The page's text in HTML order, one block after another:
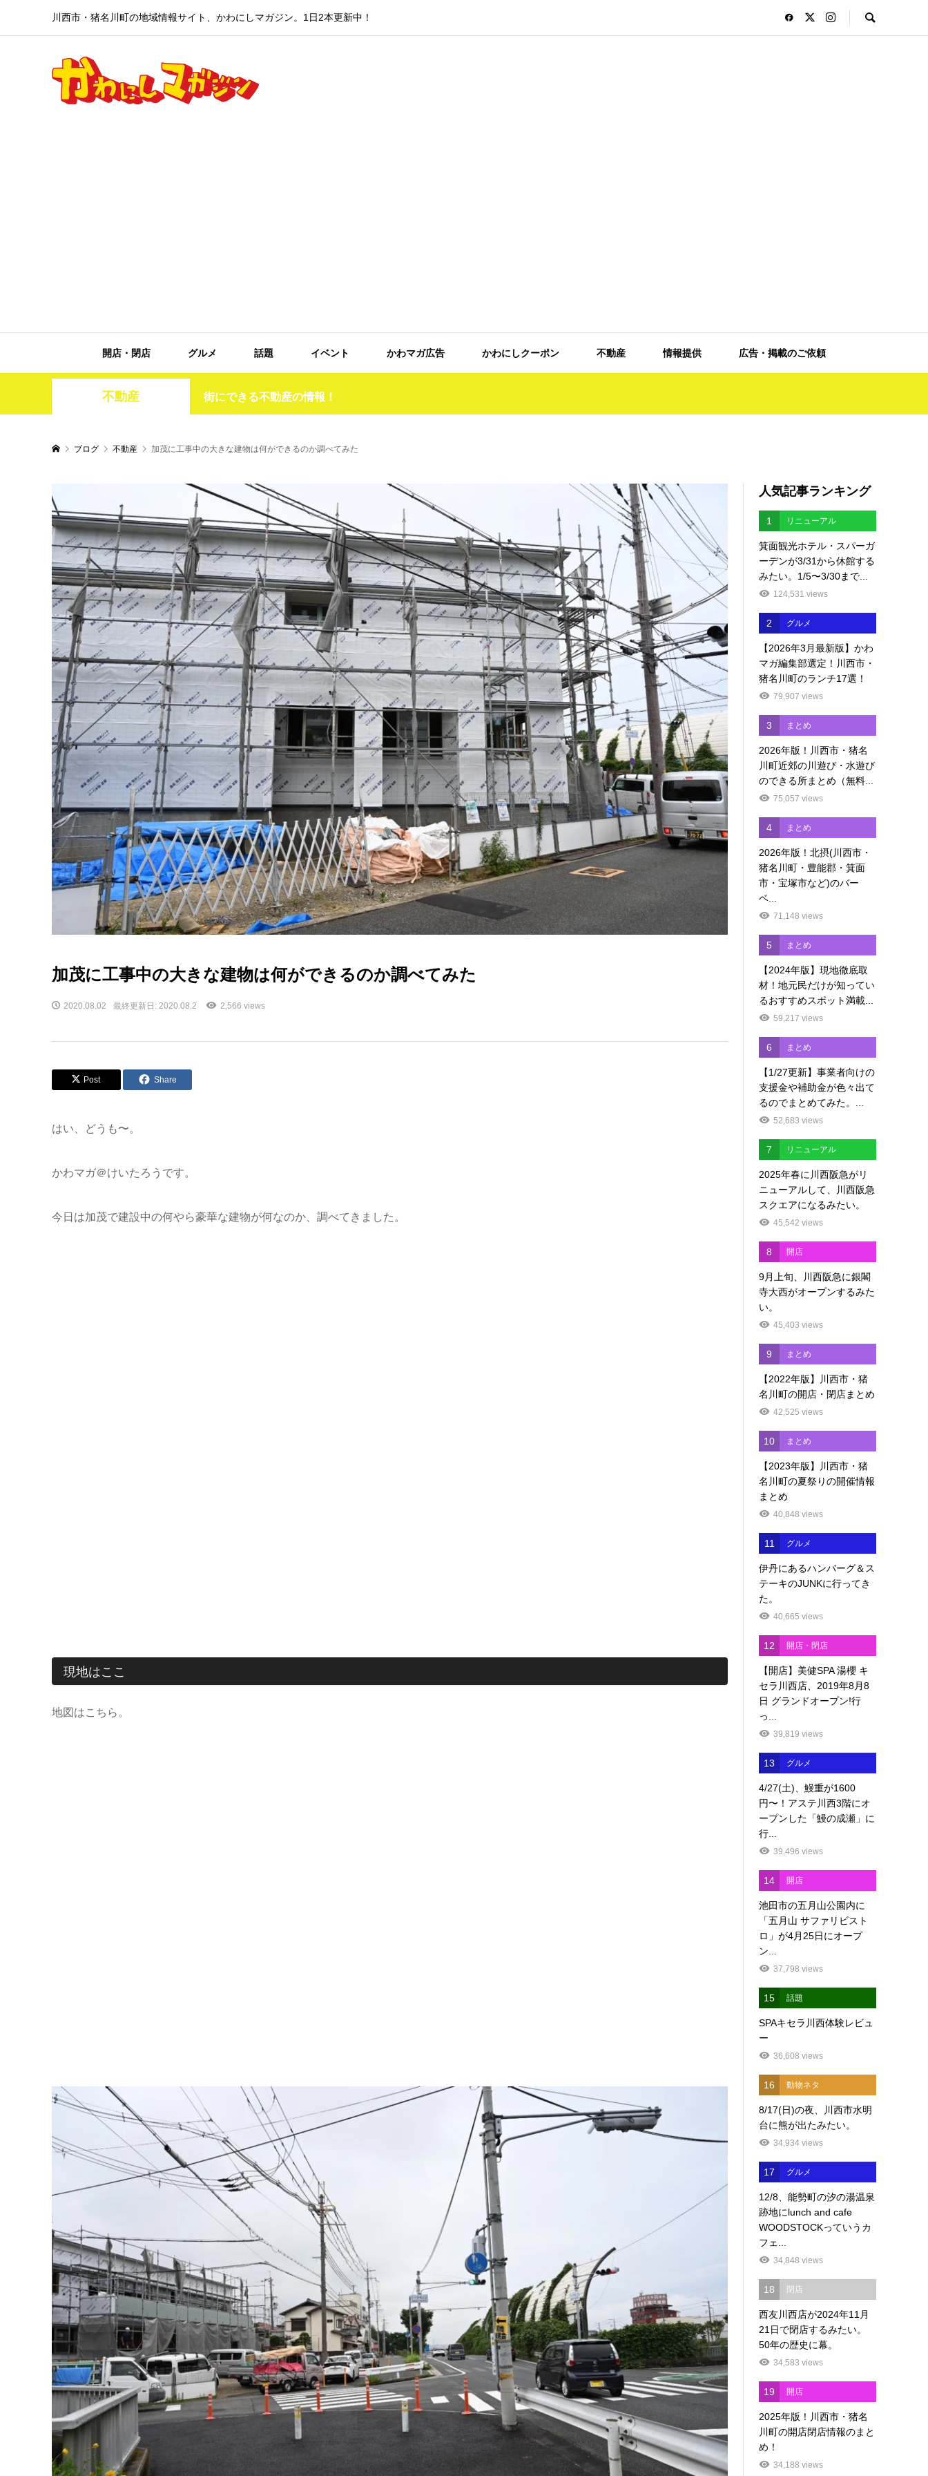
川西市・猪名川町の地域情報サイト、かわにしマガジン。1日2本更新中！
開店・閉店 グルメ 話題 イベント かわマガ広告 かわにしクーポン 不動産 情報提供 広告・掲載のご依頼
不動産 街にできる不動産の情報！
ブログ 不動産 加茂に工事中の大きな建物は何ができるのか調べてみた
加茂に工事中の大きな建物は何ができるのか調べてみた
2020.08.02 最終更新日: 2020.08.2 2,566 views
Post Share
はい、どうも〜。
かわマガ＠けいたろうです。
今日は加茂で建設中の何やら豪華な建物が何なのか、調べてきました。
現地はここ
地図はこちら。
人気記事ランキング
1 リニューアル
箕面観光ホテル・スパーガ
ーデンが3/31から休館する
みたい。1/5〜3/30まで...
124,531 views
2 グルメ
【2026年3月最新版】かわ
マガ編集部選定！川西市・
猪名川町のランチ17選！
79,907 views
3 まとめ
2026年版！川西市・猪名
川町近郊の川遊び・水遊び
のできる所まとめ（無料...
75,057 views
4 まとめ
2026年版！北摂(川西市・
猪名川町・豊能郡・箕面
市・宝塚市など)のバー
ベ...
71,148 views
5 まとめ
【2024年版】現地徹底取
材！地元民だけが知ってい
るおすすめスポット満載...
59,217 views
6 まとめ
【1/27更新】事業者向けの
支援金や補助金が色々出て
るのでまとめてみた。...
52,683 views
7 リニューアル
2025年春に川西阪急がリ
ニューアルして、川西阪急
スクエアになるみたい。
45,542 views
8 開店
9月上旬、川西阪急に銀閣
寺大西がオープンするみた
い。
45,403 views
9 まとめ
【2022年版】川西市・猪
名川町の開店・閉店まとめ
42,525 views
10 まとめ
【2023年版】川西市・猪
名川町の夏祭りの開催情報
まとめ
40,848 views
11 グルメ
伊丹にあるハンバーグ＆ス
テーキのJUNKに行ってき
た。
40,665 views
12 開店・閉店
【開店】美健SPA 湯櫻 キ
セラ川西店、2019年8月8
日 グランドオープン!行
っ...
39,819 views
13 グルメ
4/27(土)、鰻重が1600
円〜！アステ川西3階にオ
ープンした「鰻の成瀬」に
行...
39,496 views
14 開店
池田市の五月山公園内に
「五月山 サファリビスト
ロ」が4月25日にオープ
ン...
37,798 views
15 話題
SPAキセラ川西体験レビュ
ー
36,608 views
16 動物ネタ
8/17(日)の夜、川西市水明
台に熊が出たみたい。
34,934 views
17 グルメ
12/8、能勢町の汐の湯温泉
跡地にlunch and cafe
WOODSTOCKっていうカ
フェ...
34,848 views
18 閉店
西友川西店が2024年11月
21日で閉店するみたい。
50年の歴史に幕。
34,583 views
19 開店
2025年版！川西市・猪名
川町の開店閉店情報のまと
め！
34,188 views